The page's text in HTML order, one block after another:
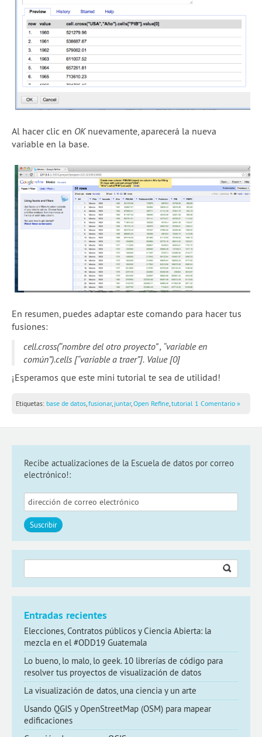
Al hacer clic en OKnuevamente, aparecerá la nueva
variable en la base.
En resumen, puedes adaptar este comando para hacer tus
fusiones:
cell.cross(“nombre del otro proyecto” , “variable en
común”).cells [“variable a traer”]. Value [0]
¡Esperamos que este mini tutorial te sea de utilidad!
Etiquetas: base de datos fusionar, juntar, Open Refine tutorial 1 Comentario »
Recibe actualizaciones de la Escuela de datos por correo
electrónico!:
Entradas recientes
Elecciones, Contratos públicos y Ciencia Abierta: la
mezcla en el #ODD19 Guatemala
Lo bueno, lo malo, lo geek. 10 librerías de código para
resolver tus proyectos de visualización de datos
La visualización de datos, una ciencia y un arte
Usando QGIS y OpenStreetMap (OSM) para mapear
edificaciones